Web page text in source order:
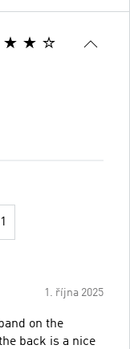
1
1. října 2025
on the
back is a nice